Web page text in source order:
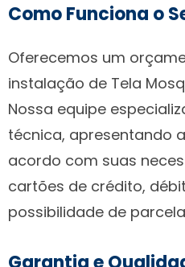
Como Funciona o
Oferecemos um
instalação de Tela
Nossa equipe
técnica, apresentando
acordo com suas
cartões de crédito,
possibilidade de